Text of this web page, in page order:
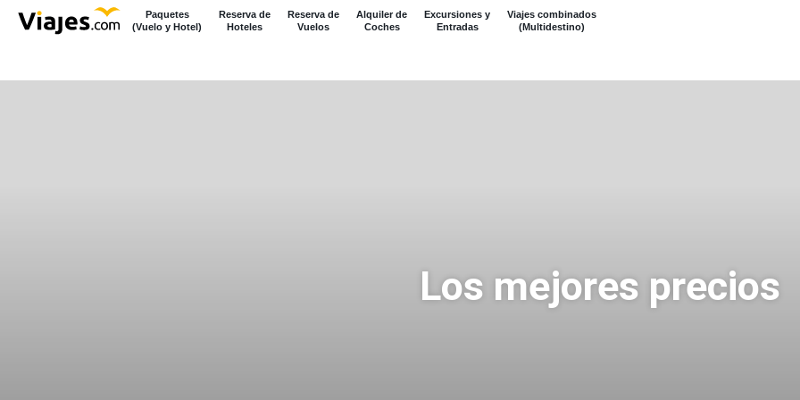
Paquetes
(Vuelo y Hotel)
Reserva de
Hoteles
Reserva de
Vuelos
Alquiler de
Coches
Excursiones y
Entradas
Viajes combinados
(Multidestino)
Los mejores precios